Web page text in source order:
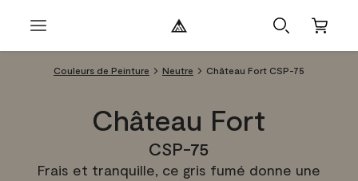
Couleurs de Peinture Neutre Château Fort CSP-75
Château Fort
CSP-75
Frais et tranquille, ce gris fumé donne une